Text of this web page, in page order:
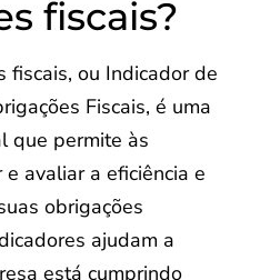
fiscais?
fiscais, ou Indicador de
Fiscais, é uma
que permite às
avaliar a eficiência e
obrigações
ajudam a
está cumprindo